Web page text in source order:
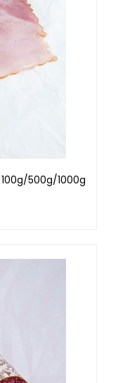
100g/500g/1000g